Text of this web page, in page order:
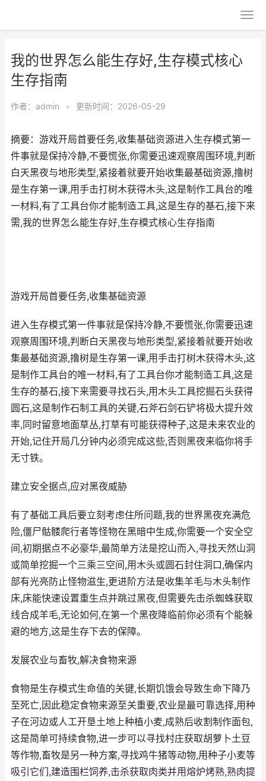
我的世界怎么能生存好,生存模式核心
生存指南
作者： admin • 更新时间：2026-05-29
摘要：游戏开局首要任务,收集基础资源进入生存模式第一
件事就是保持冷静,不要慌张,你需要迅速观察周围环境,判断
白天黑夜与地形类型,紧接着就要开始收集最基础资源,撸树
是生存第一课,用手击打树木获得木头,这是制作工具台的唯
一材料,有了工具台你才能制造工具,这是生存的基石,接下来
需,我的世界怎么能生存好,生存模式核心生存指南
游戏开局首要任务,收集基础资源
进入生存模式第一件事就是保持冷静,不要慌张,你需要迅速
观察周围环境,判断白天黑夜与地形类型,紧接着就要开始收
集最基础资源,撸树是生存第一课,用手击打树木获得木头,这
是制作工具台的唯一材料,有了工具台你才能制造工具,这是
生存的基石,接下来需要寻找石头,用木头工具挖掘石头获得
圆石,这是制作石制工具的关键,石斧石剑石铲将极大提升效
率,同时留意地面草丛,打草有可能获得种子,这是未来农业的
开始,记住开局几分钟内必须完成这些,否则黑夜来临你将手
无寸铁。
建立安全据点,应对黑夜威胁
有了基础工具后要立刻考虑住所问题,我的世界黑夜充满危
险,僵尸骷髅爬行者等怪物在黑暗中生成,你需要一个安全空
间,初期据点不必豪华,最简单方法是挖山而入,寻找天然山洞
或简单挖掘一个三乘三空间,用木头或圆石封住洞口,确保内
部有光亮防止怪物滋生,更进阶方法是收集羊毛与木头制作
床,床能快速设置重生点并跳过黑夜,但需要先击杀蜘蛛获取
线合成羊毛,无论如何,在第一个黑夜降临前你必须有个能躲
避的地方,这是生存下去的保障。
发展农业与畜牧,解决食物来源
食物是生存模式生命值的关键,长期饥饿会导致生命下降乃
至死亡,因此稳定食物来源至关重要,农业是最可靠选择,用种
子在河边或人工开垦土地上种植小麦,成熟后收割制作面包,
这是简单可持续食物,进一步可以寻找村庄获取胡萝卜土豆
等作物,畜牧是另一种方案,寻找鸡牛猪等动物,用种子小麦等
吸引它们,建造围栏饲养,击杀获取肉类并用熔炉烤熟,熟肉提